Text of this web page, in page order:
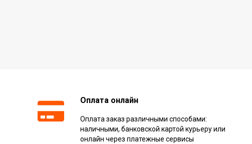
Оплата онлайн
Оплата заказ различными способами:
наличными, банковской картой курьеру или
онлайн через платежные сервисы